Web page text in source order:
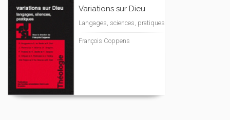
Variations sur Dieu
Langages, sciences, pratiques
François Coppens